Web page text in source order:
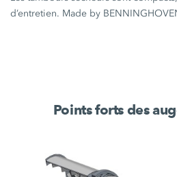
d’entretien. Made by
Points forts des